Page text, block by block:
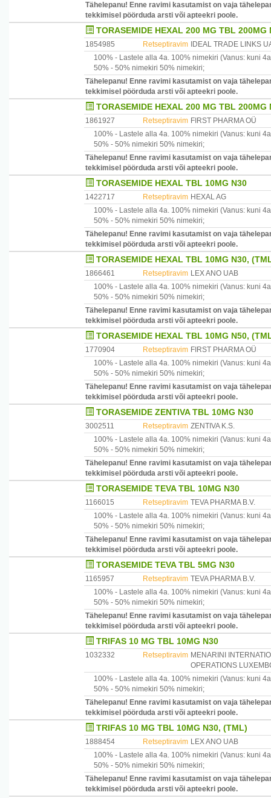
Tähelepanu! Enne ravimi kasutamist on vaja
tekkimisel pöörduda arsti või apteekri poole.
TORASEMIDE HEXAL 200 MG TBL 200MG
1854985 Retseptiravim
IDEAL TRADE LINKS
100% - Lastele alla 4a. 100% nimekiri (Vanus: kuni
50% - 50% nimekiri 50% nimekiri;
Tähelepanu! Enne ravimi kasutamist on vaja
tekkimisel pöörduda arsti või apteekri poole.
TORASEMIDE HEXAL 200 MG TBL 200MG
1861927 Retseptiravim FIRST PHARMA OÜ
100% - Lastele alla 4a. 100% nimekiri (Vanus: kuni
50% - 50% nimekiri 50% nimekiri;
Tähelepanu! Enne ravimi kasutamist on vaja
tekkimisel pöörduda arsti või apteekri poole.
TORASEMIDE HEXAL TBL 10MG N30
1422717 Retseptiravim HEXAL AG
100% - Lastele alla 4a. 100% nimekiri (Vanus: kuni
50% - 50% nimekiri 50% nimekiri;
Tähelepanu! Enne ravimi kasutamist on vaja
tekkimisel pöörduda arsti või apteekri poole.
TORASEMIDE HEXAL TBL 10MG N30,
1866461 Retseptiravim LEX ANO UAB
100% - Lastele alla 4a. 100% nimekiri (Vanus: kuni
50% - 50% nimekiri 50% nimekiri;
Tähelepanu! Enne ravimi kasutamist on vaja
tekkimisel pöörduda arsti või apteekri poole.
TORASEMIDE HEXAL TBL 10MG N50,
1770904 Retseptiravim FIRST PHARMA OÜ
100% - Lastele alla 4a. 100% nimekiri (Vanus: kuni
50% - 50% nimekiri 50% nimekiri;
Tähelepanu! Enne ravimi kasutamist on vaja
tekkimisel pöörduda arsti või apteekri poole.
TORASEMIDE ZENTIVA TBL 10MG N30
3002511 Retseptiravim ZENTIVA K.S.
100% - Lastele alla 4a. 100% nimekiri (Vanus: kuni
50% - 50% nimekiri 50% nimekiri;
Tähelepanu! Enne ravimi kasutamist on vaja
tekkimisel pöörduda arsti või apteekri poole.
TORASEMIDE TEVA TBL 10MG N30
1166015 Retseptiravim TEVA PHARMA B.V.
100% - Lastele alla 4a. 100% nimekiri (Vanus: kuni
50% - 50% nimekiri 50% nimekiri;
Tähelepanu! Enne ravimi kasutamist on vaja
tekkimisel pöörduda arsti või apteekri poole.
TORASEMIDE TEVA TBL 5MG N30
1165957 Retseptiravim TEVA PHARMA B.V.
100% - Lastele alla 4a. 100% nimekiri (Vanus: kuni
50% - 50% nimekiri 50% nimekiri;
Tähelepanu! Enne ravimi kasutamist on vaja
tekkimisel pöörduda arsti või apteekri poole.
TRIFAS 10 MG TBL 10MG N30
1032332 Retseptiravim MENARINI
OPERATIONS
100% - Lastele alla 4a. 100% nimekiri (Vanus: kuni
50% - 50% nimekiri 50% nimekiri;
Tähelepanu! Enne ravimi kasutamist on vaja
tekkimisel pöörduda arsti või apteekri poole.
TRIFAS 10 MG TBL 10MG N30, (TML)
1888454 Retseptiravim LEX ANO UAB
100% - Lastele alla 4a. 100% nimekiri (Vanus: kuni
50% - 50% nimekiri 50% nimekiri;
Tähelepanu! Enne ravimi kasutamist on vaja
tekkimisel pöörduda arsti või apteekri poole.